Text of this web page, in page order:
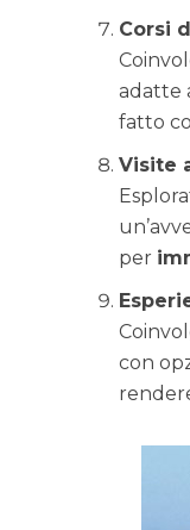
Corsi
adatte
fatto
Visite
per
con